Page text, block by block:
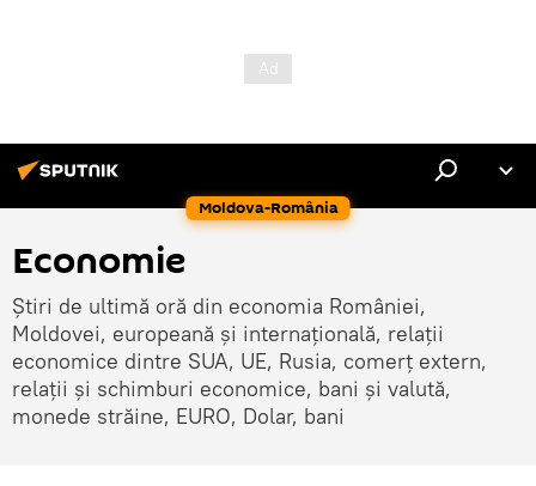
Moldova-România
Economie
Știri de ultimă oră din economia României,
Moldovei, europeană și internațională, relații
economice dintre SUA, UE, Rusia, comerț extern,
relații și schimburi economice, bani și valută,
monede străine, EURO, Dolar, bani